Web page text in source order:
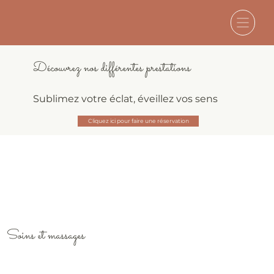
Découvrez nos différentes prestations
Sublimez votre éclat, éveillez vos sens
Cliquez ici pour faire une réservation
Soins et massages